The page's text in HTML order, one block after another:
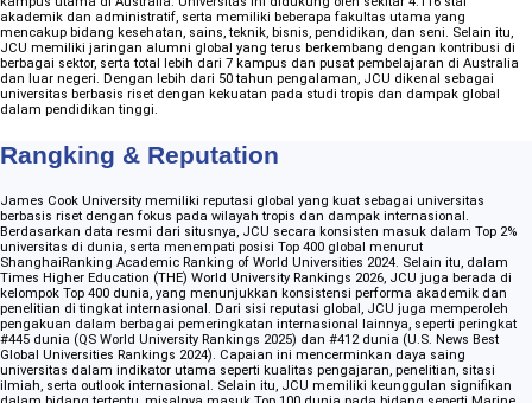
akademik dan administratif, serta memiliki beberapa fakultas utama yang
mencakup bidang kesehatan, sains, teknik, bisnis, pendidikan, dan seni. Selain itu,
JCU memiliki jaringan alumni global yang terus berkembang dengan kontribusi di
berbagai sektor, serta total lebih dari 7 kampus dan pusat pembelajaran di Australia
dan luar negeri. Dengan lebih dari 50 tahun pengalaman, JCU dikenal sebagai
universitas berbasis riset dengan kekuatan pada studi tropis dan dampak global
dalam pendidikan tinggi.
Rangking & Reputation
James Cook University memiliki reputasi global yang kuat sebagai universitas
berbasis riset dengan fokus pada wilayah tropis dan dampak internasional.
Berdasarkan data resmi dari situsnya, JCU secara konsisten masuk dalam Top 2%
universitas di dunia, serta menempati posisi Top 400 global menurut
ShanghaiRanking Academic Ranking of World Universities 2024. Selain itu, dalam
Times Higher Education (THE) World University Rankings 2026, JCU juga berada di
kelompok Top 400 dunia, yang menunjukkan konsistensi performa akademik dan
penelitian di tingkat internasional. Dari sisi reputasi global, JCU juga memperoleh
pengakuan dalam berbagai pemeringkatan internasional lainnya, seperti peringkat
#445 dunia (QS World University Rankings 2025) dan #412 dunia (U.S. News Best
Global Universities Rankings 2024). Capaian ini mencerminkan daya saing
universitas dalam indikator utama seperti kualitas pengajaran, penelitian, sitasi
ilmiah, serta outlook internasional. Selain itu, JCU memiliki keunggulan signifikan